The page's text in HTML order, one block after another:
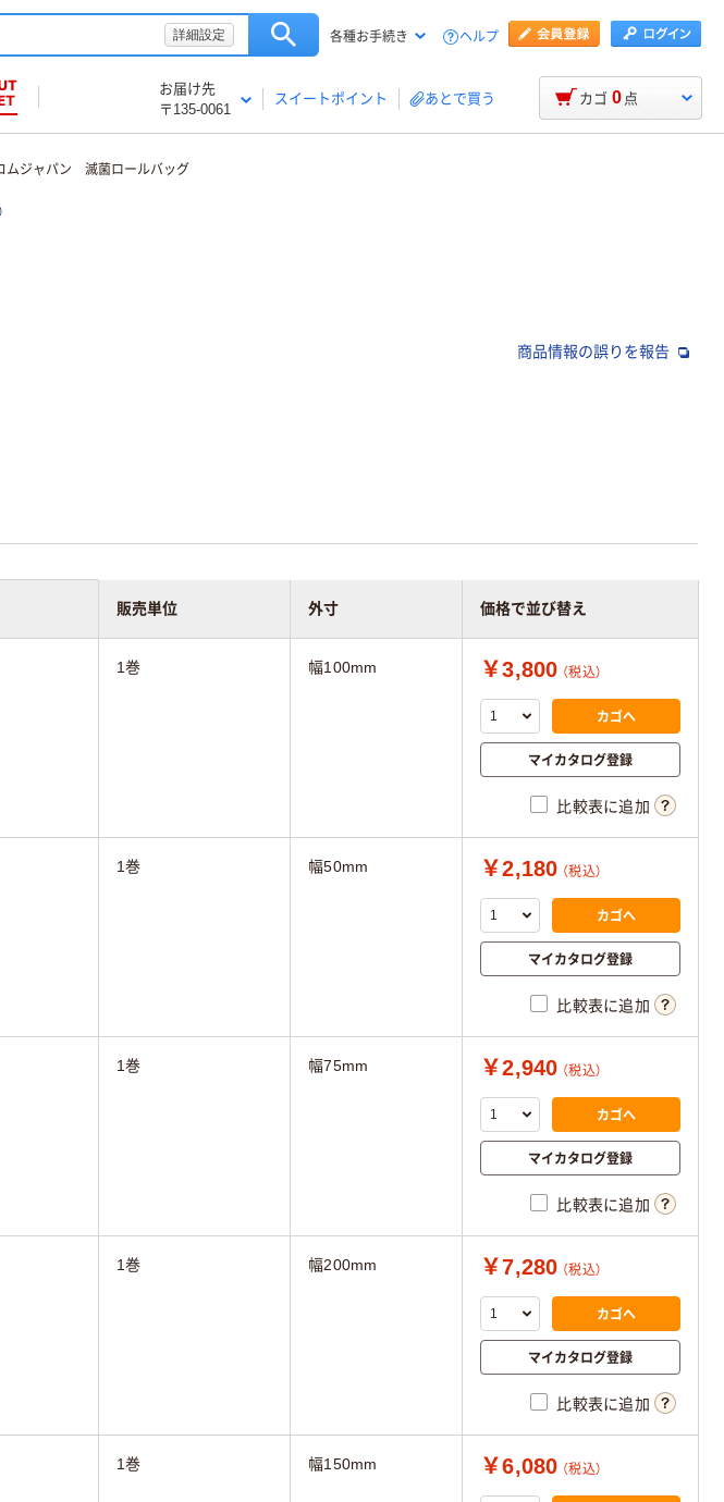
詳細設定 各種お手続き ヘルプ
お届け先
〒135-0061
スイートポイント あとで買う カゴ 0 点
ムジャパン 滅菌ロールバッグ
商品情報の誤りを報告
販売単位 外寸 価格で並び替え
1巻 幅100mm ￥3,800 （税込）
カゴへ
マイカタログ登録
比較表に追加
1巻 幅50mm ￥2,180 （税込）
カゴへ
マイカタログ登録
比較表に追加
1巻 幅75mm ￥2,940 （税込）
カゴへ
マイカタログ登録
比較表に追加
1巻 幅200mm ￥7,280 （税込）
カゴへ
マイカタログ登録
比較表に追加
1巻 幅150mm ￥6,080 （税込）